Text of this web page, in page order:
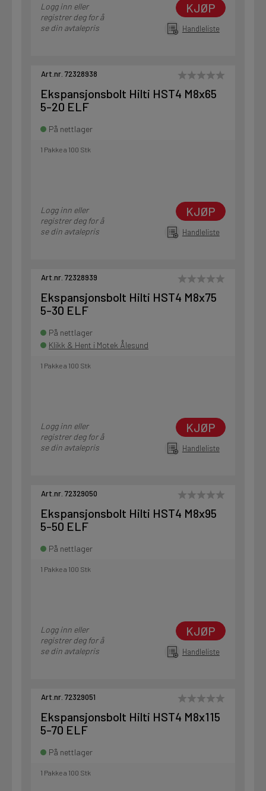
Logg inn eller
registrer deg for å
se din avtalepris
KJØP
Handleliste
Art.nr. 72328938
Ekspansjonsbolt Hilti HST4 M8x65
5-20 ELF
På nettlager
1 Pakke a 100 Stk
Logg inn eller
registrer deg for å
se din avtalepris
KJØP
Handleliste
Art.nr. 72328939
Ekspansjonsbolt Hilti HST4 M8x75
5-30 ELF
På nettlager
Klikk & Hent i Motek Ålesund
1 Pakke a 100 Stk
Logg inn eller
registrer deg for å
se din avtalepris
KJØP
Handleliste
Art.nr. 72329050
Ekspansjonsbolt Hilti HST4 M8x95
5-50 ELF
På nettlager
1 Pakke a 100 Stk
Logg inn eller
registrer deg for å
se din avtalepris
KJØP
Handleliste
Art.nr. 72329051
Ekspansjonsbolt Hilti HST4 M8x115
5-70 ELF
På nettlager
1 Pakke a 100 Stk